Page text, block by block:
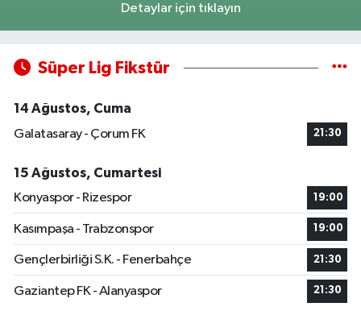
Detaylar için tıklayın
Süper Lig Fikstür
14 Ağustos, Cuma
Galatasaray - Çorum FK
21:30
15 Ağustos, Cumartesi
Konyaspor - Rizespor
19:00
Kasımpaşa - Trabzonspor 19:00
Gençlerbirliği S.K. - Fenerbahçe 21:30
Gaziantep FK - Alanyaspor 21:30